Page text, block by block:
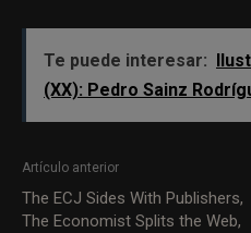
Te puede interesar:
(XX): Pedro Sainz
Artículo anterior
The ECJ Sides With Publishers,
The Economist Splits the Web,